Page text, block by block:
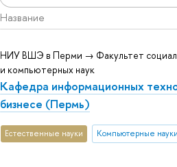
Название
НИУ ВШЭ в Перми → Факультет
и компьютерных наук
Кафедра информационных
бизнесе (Пермь)
Естественные науки Компьютерные науки